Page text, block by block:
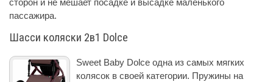
сторон и не мешает посадке и высадке маленького
пассажира.
Шасси коляски 2в1 Dolce
Sweet Baby Dolce одна из самых мягких
колясок в своей категории. Пружины на